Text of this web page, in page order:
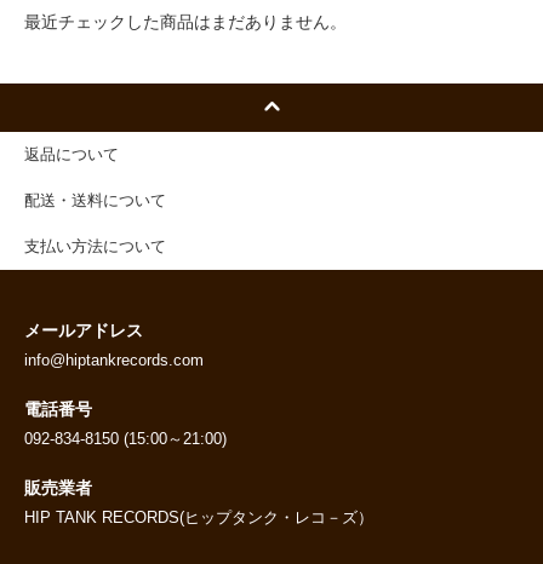
最近チェックした商品はまだありません。
返品について
配送・送料について
支払い方法について
メールアドレス
info@hiptankrecords.com
電話番号
092-834-8150 (15:00～21:00)
販売業者
HIP TANK RECORDS(ヒップタンク・レコ－ズ）